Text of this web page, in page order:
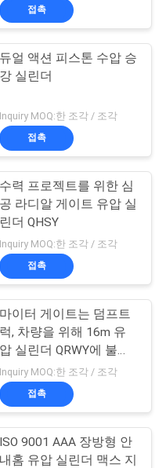
접촉
듀얼 액션 피스톤 수압 승
강 실린더
Inquiry MOQ:한 조각 / 조각
접촉
수력 프로젝트를 위한 심
공 라디알 게이트 유압 실
린더 QHSY
Inquiry MOQ:한 조각 / 조각
접촉
마이터 게이트는 덤프트
럭, 차량을 위해 16m 유
압 실린더 QRWY에 불을
지핍니다
Inquiry MOQ:한 조각 / 조각
접촉
ISO 9001 AAA 장방형 안
내홈 유압 실린더 맥스 지